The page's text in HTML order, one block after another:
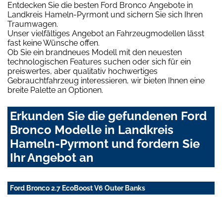
Entdecken Sie die besten Ford Bronco Angebote in
Landkreis Hameln-Pyrmont und sichern Sie sich Ihren
Traumwagen.
Unser vielfältiges Angebot an Fahrzeugmodellen lässt
fast keine Wünsche offen.
Ob Sie ein brandneues Modell mit den neuesten
technologischen Features suchen oder sich für ein
preiswertes, aber qualitativ hochwertiges
Gebrauchtfahrzeug interessieren, wir bieten Ihnen eine
breite Palette an Optionen.
Erkunden Sie die gefundenen Ford
Bronco Modelle in Landkreis
Hameln-Pyrmont und fordern Sie
Ihr Angebot an
Ford Bronco 2.7 EcoBoost V6 Outer Banks